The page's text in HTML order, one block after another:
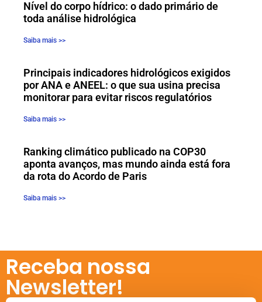
Nível do corpo hídrico: o dado primário de
toda análise hidrológica
Saiba mais >>
Principais indicadores hidrológicos exigidos
por ANA e ANEEL: o que sua usina precisa
monitorar para evitar riscos regulatórios
Saiba mais >>
Ranking climático publicado na COP30
aponta avanços, mas mundo ainda está fora
da rota do Acordo de Paris
Saiba mais >>
Receba nossa
Newsletter!